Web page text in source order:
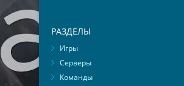
РАЗДЕЛЫ
Игры
Серверы
Команды